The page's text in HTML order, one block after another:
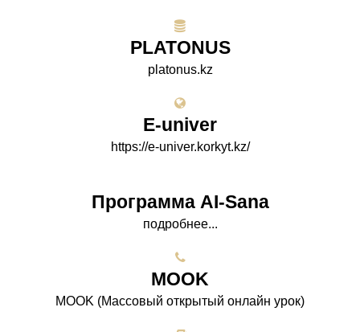
PLATONUS
platonus.kz
E-univer
https://e-univer.korkyt.kz/
Программа AI-Sana
подробнее...
МООK
МООK (Массовый открытый онлайн урок)